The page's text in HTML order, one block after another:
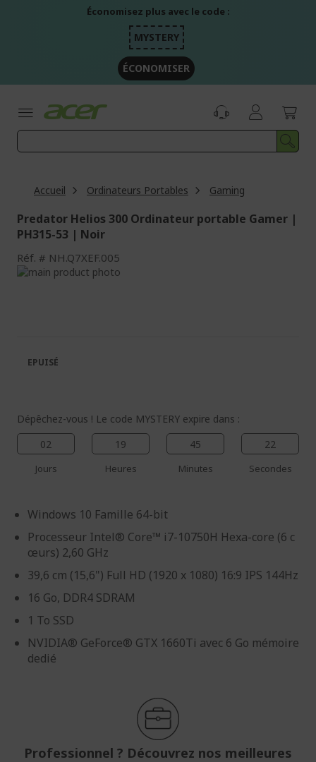
Économisez plus avec le code :
MYSTERY
ÉCONOMISER
Accueil Ordinateurs Portables Gaming
Predator Helios 300 Ordinateur portable Gamer |
PH315-53 | Noir
Réf. NH.Q7XEF.005
Passer
galerie
d’images
Galerie
d’images
Dépêchez-vous ! Le code MYSTERY expire dans :
02
Jours
19
Heures
45
Minutes
21
Secondes
Windows 10 Famille 64-bit
Processeur Intel® Core™ i7-10750H Hexa-core (6 c
œurs) 2,60 GHz
39,6 cm (15,6") Full HD (1920 x 1080) 16:9 IPS 144Hz
16 Go, DDR4 SDRAM
1 To SSD
NVIDIA® GeForce® GTX 1660Ti avec 6 Go mémoire
dedié
Professionnel ? Découvrez nos meilleures
EPUISÉ